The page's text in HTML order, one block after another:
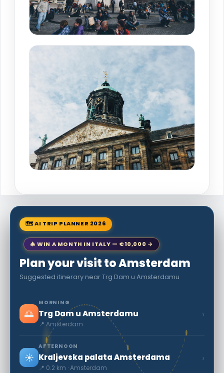
🗺 AI TRIP PLANNER 2026
🎄 WIN A MONTH IN ITALY — €10,000 →
Plan your visit to Amsterdam
Suggested itinerary near Trg Dam u Amsterdamu
🌅
MORNING
Trg Dam u Amsterdamu
📍 Amsterdam
›
☀️
AFTERNOON
Kraljevska palata Amsterdama
📍 0.2 km · Amsterdam
›